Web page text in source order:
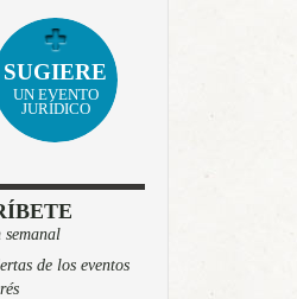
SUGIERE
UN EVENTO
JURÍDICO
de los eventos